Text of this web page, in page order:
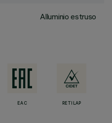
Alluminio estruso
EAC RETILAP